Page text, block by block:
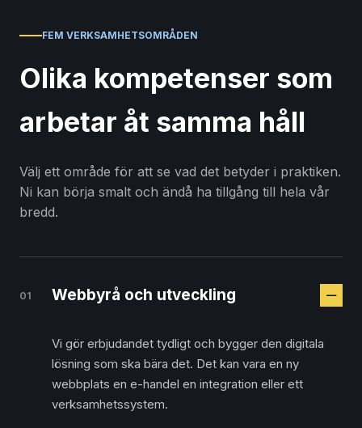
FEM VERKSAMHETSOMRÅDEN
Olika kompetenser som
arbetar åt samma håll
Välj ett område för att se vad det betyder i praktiken.
Ni kan börja smalt och ändå ha tillgång till hela vår
bredd.
01 Webbyrå och utveckling
Vi gör erbjudandet tydligt och bygger den digitala
lösning som ska bära det. Det kan vara en ny
webbplats en e-handel en integration eller ett
verksamhetssystem.